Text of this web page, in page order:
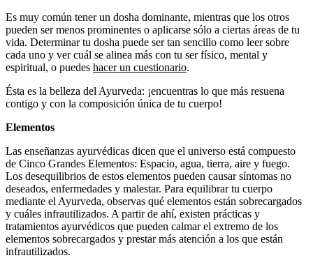
Es muy común tener un dosha dominante, mientras que los otros
pueden ser menos prominentes o aplicarse sólo a ciertas áreas de tu
vida. Determinar tu dosha puede ser tan sencillo como leer sobre
cada uno y ver cuál se alinea más con tu ser físico, mental y
espiritual, o puedes hacer un cuestionario.
Ésta es la belleza del Ayurveda: ¡encuentras lo que más resuena
contigo y con la composición única de tu cuerpo!
Elementos
Las enseñanzas ayurvédicas dicen que el universo está compuesto
de Cinco Grandes Elementos: Espacio, agua, tierra, aire y fuego.
Los desequilibrios de estos elementos pueden causar síntomas no
deseados, enfermedades y malestar. Para equilibrar tu cuerpo
mediante el Ayurveda, observas qué elementos están sobrecargados
y cuáles infrautilizados. A partir de ahí, existen prácticas y
tratamientos ayurvédicos que pueden calmar el extremo de los
elementos sobrecargados y prestar más atención a los que están
infrautilizados.